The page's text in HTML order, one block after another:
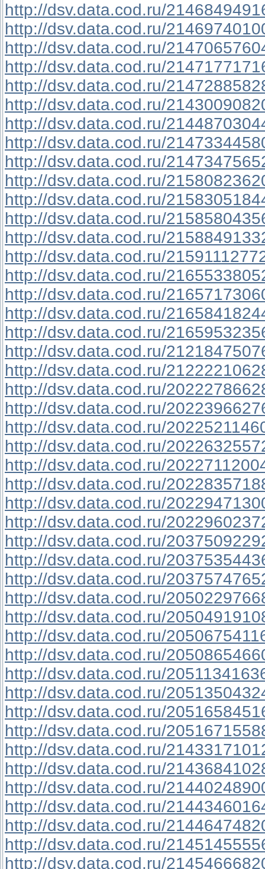
http://dsv.data.cod.ru/
http://dsv.data.cod.ru/
http://dsv.data.cod.ru/
http://dsv.data.cod.ru/
http://dsv.data.cod.ru/
http://dsv.data.cod.ru/
http://dsv.data.cod.ru/
http://dsv.data.cod.ru/
http://dsv.data.cod.ru/
http://dsv.data.cod.ru/
http://dsv.data.cod.ru/
http://dsv.data.cod.ru/
http://dsv.data.cod.ru/
http://dsv.data.cod.ru/
http://dsv.data.cod.ru/
http://dsv.data.cod.ru/
http://dsv.data.cod.ru/
http://dsv.data.cod.ru/
http://dsv.data.cod.ru/
http://dsv.data.cod.ru/
http://dsv.data.cod.ru/
http://dsv.data.cod.ru/
http://dsv.data.cod.ru/
http://dsv.data.cod.ru/
http://dsv.data.cod.ru/
http://dsv.data.cod.ru/
http://dsv.data.cod.ru/
http://dsv.data.cod.ru/
http://dsv.data.cod.ru/
http://dsv.data.cod.ru/
http://dsv.data.cod.ru/
http://dsv.data.cod.ru/
http://dsv.data.cod.ru/
http://dsv.data.cod.ru/
http://dsv.data.cod.ru/
http://dsv.data.cod.ru/
http://dsv.data.cod.ru/
http://dsv.data.cod.ru/
http://dsv.data.cod.ru/
http://dsv.data.cod.ru/
http://dsv.data.cod.ru/
http://dsv.data.cod.ru/
http://dsv.data.cod.ru/
http://dsv.data.cod.ru/
http://dsv.data.cod.ru/
http://dsv.data.cod.ru/